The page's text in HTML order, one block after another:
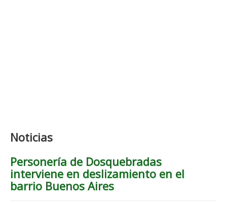
Noticias
Personería de Dosquebradas
interviene en deslizamiento en el
barrio Buenos Aires